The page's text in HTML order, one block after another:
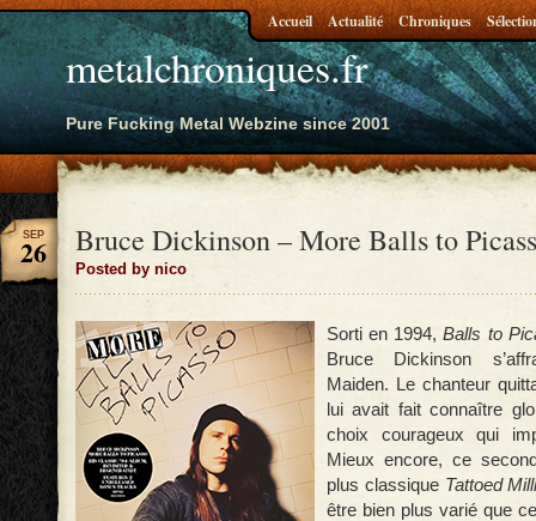
metalchroniques.fr
Pure Fucking Metal Webzine since 2001
Accueil Actualité Chroniques
Bruce Dickinson – More Balls to
Posted by nico
SEP
26
Sorti en 1994,Balls to
Bruce Dickinson
Maiden. Le chanteur
lui avait fait connaître
choix courageux qui
Mieux encore, ce
plus classiqueTattoed
être bien plus varié que